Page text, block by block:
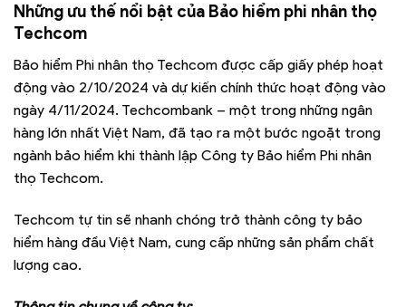
Những ưu thế nổi bật của Bảo hiểm phi nhân thọ
Techcom
Bảo hiểm Phi nhân thọ Techcom được cấp giấy phép hoạt
động vào 2/10/2024 và dự kiến chính thức hoạt động vào
ngày 4/11/2024. Techcombank – một trong những ngân
hàng lớn nhất Việt Nam, đã tạo ra một bước ngoặt trong
ngành bảo hiểm khi thành lập Công ty Bảo hiểm Phi nhân
thọ Techcom.
Techcom tự tin sẽ nhanh chóng trở thành công ty bảo
hiểm hàng đầu Việt Nam, cung cấp những sản phẩm chất
lượng cao.